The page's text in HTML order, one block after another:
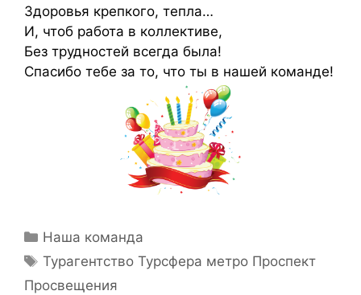
Здоровья крепкого, тепла…
И, чтоб работа в коллективе,
Без трудностей всегда была!
Спасибо тебе за то, что ты в нашей команде!
Наша команда
Турагентство Турсфера метро Проспект
Просвещения